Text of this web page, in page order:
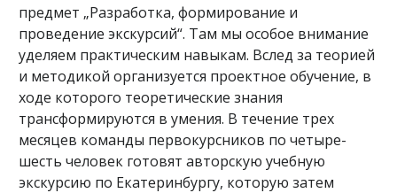
предмет „Разработка, формирование и
проведение экскурсий“. Там мы особое внимание
уделяем практическим навыкам. Вслед за теорией
и методикой организуется проектное обучение, в
ходе которого теоретические знания
трансформируются в умения. В течение трех
месяцев команды первокурсников по четыре-
шесть человек готовят авторскую учебную
экскурсию по Екатеринбургу, которую затем